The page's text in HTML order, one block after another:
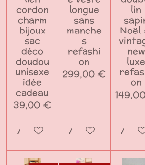
cordon
charm
bijoux
sac
déco
doudou
unisexe
idée
cadeau
39,00 €
Ajouter au panier
longue
sans
manche
s
refashi
on
299,00 €
Ajouter au
lin
Noël
new
luxe
on